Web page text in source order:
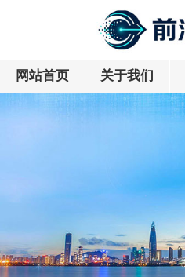
网站首页 关于我们